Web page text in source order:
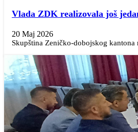
Vlada ZDK realizovala još
20 Maj 2026
Skupština Zeničko-dobojskog